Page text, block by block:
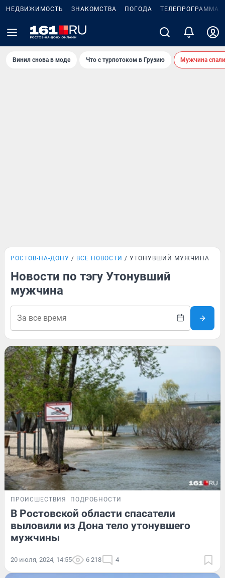
НЕДВИЖИМОСТЬ ЗНАКОМСТВА ПОГОДА ТЕЛЕПРОГРАММА
Винил снова в моде Что с турпотоком в Грузию Мужчина
РОСТОВ-НА-ДОНУ ВСЕ НОВОСТИ УТОНУВШИЙ МУЖЧИНА
Новости по тэгу Утонувший
мужчина
ПРОИСШЕСТВИЯ ПОДРОБНОСТИ
В Ростовской области спасатели
выловили из Дона тело утонувшего
мужчины
20 июля, 2024, 14:55 6 218 4